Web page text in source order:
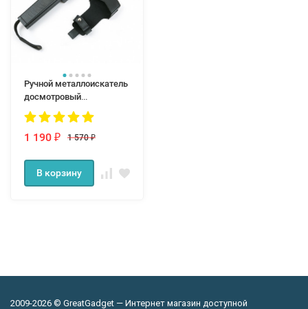
Ручной металлоискатель
досмотровый
металлодетектор Super
Scanner
1 190 ₽ 1 570₽
В корзину
2009-2026 © GreatGadget — Интернет магазин доступной